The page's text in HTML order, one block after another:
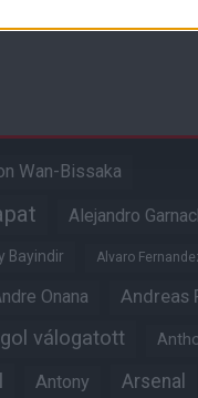
Wan-Bissaka
Alejandro
Bayindir Alvaro
Onana Andreas
válogatott
Antony Arsenal